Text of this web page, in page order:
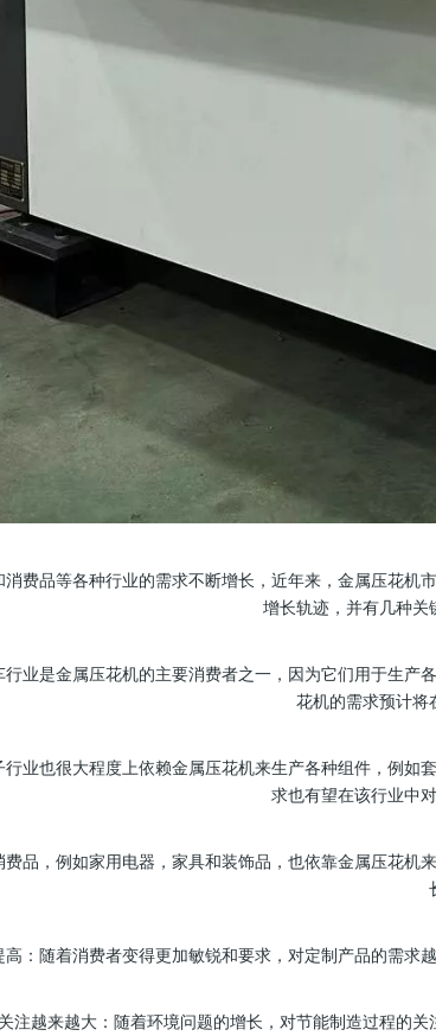
费品等各种行业的需求不断增长，近年来，金属压花
增长轨迹，并有几种关
业是金属压花机的主要消费者之一，因为它们用于生
花机的需求预计将
业也很大程度上依赖金属压花机来生产各种组件，例
求也有望在该行业中
品，例如家用电器，家具和装饰品，也依靠金属压花
：随着消费者变得更加敏锐和要求，对定制产品的需求
注越来越大：随着环境问题的增长，对节能制造过程的